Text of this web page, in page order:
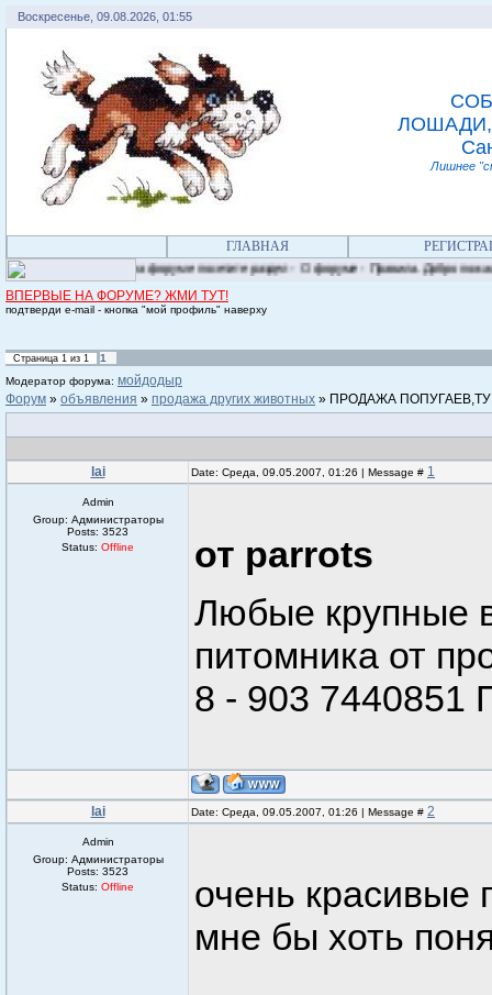
Воскресенье, 09.08.2026, 01:55
Лишнее
ГЛАВНАЯ
на форуме посетите раздел - О форуме - Правила. Добро пожаловать.
ВПЕРВЫЕ НА ФОРУМЕ? ЖМИ ТУТ!
подтверди e-mail - кнопка "мой профиль" наверху
Страница 1 из 1
1
Модератор форума: мойдодыр
Форум » объявления » продажа других животных » ПРОДАЖА
lai Date: Среда, 09.05.2007, 01:26 | Message # 1
Admin
Group: Администраторы
Posts: 3523
Status: Offline
от parrots
Любые крупные
питомника от
8 - 903 7440851
lai Date: Среда, 09.05.2007, 01:26 | Message # 2
Admin
Group: Администраторы
Posts: 3523
Status: Offline
очень красивые
мне бы хоть